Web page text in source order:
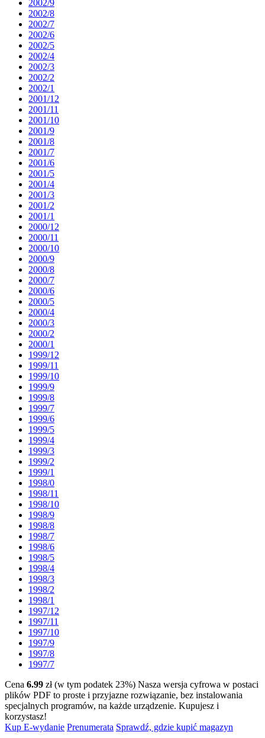
2002/9
2002/8
2002/7
2002/6
2002/5
2002/4
2002/3
2002/2
2002/1
2001/12
2001/11
2001/10
2001/9
2001/8
2001/7
2001/6
2001/5
2001/4
2001/3
2001/2
2001/1
2000/12
2000/11
2000/10
2000/9
2000/8
2000/7
2000/6
2000/5
2000/4
2000/3
2000/2
2000/1
1999/12
1999/11
1999/10
1999/9
1999/8
1999/7
1999/6
1999/5
1999/4
1999/3
1999/2
1999/1
1998/0
1998/11
1998/10
1998/9
1998/8
1998/7
1998/6
1998/5
1998/4
1998/3
1998/2
1998/1
1997/12
1997/11
1997/10
1997/9
1997/8
1997/7
Cena 6.99 zł (w tym podatek 23%) Nasza wersja cyfrowa w postaci
plików PDF to proste i przyjazne rozwiązanie, bez instalowania
specjalnych programów, na każde urządzenie. Kupujesz i
korzystasz!
Kup E-wydanie Prenumerata Sprawdź, gdzie kupić magazyn